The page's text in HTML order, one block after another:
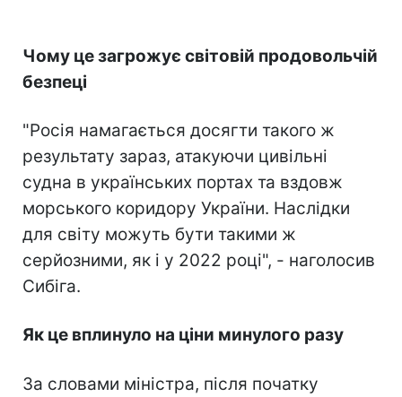
Чому це загрожує світовій продовольчій
безпеці
"Росія намагається досягти такого ж
результату зараз, атакуючи цивільні
судна в українських портах та вздовж
морського коридору України. Наслідки
для світу можуть бути такими ж
серйозними, як і у 2022 році", - наголосив
Сибіга.
Як це вплинуло на ціни минулого разу
За словами міністра, після початку